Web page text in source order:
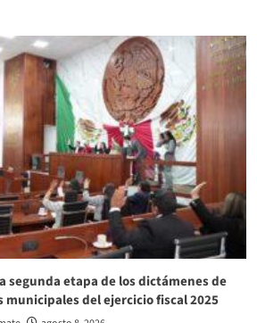
segunda etapa de los dictámenes de
municipales del ejercicio fiscal 2025